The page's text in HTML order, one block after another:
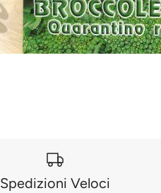
Spedizioni Veloci